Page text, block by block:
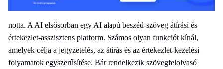
notta. A AI elsősorban egy AI alapú beszéd-szöveg átírási és
értekezlet-asszisztens platform. Számos olyan funkciót kínál,
amelyek célja a jegyzetelés, az átírás és az értekezlet-kezelési
folyamatok egyszerűsítése. Bár rendelkezik szövegfelolvasó